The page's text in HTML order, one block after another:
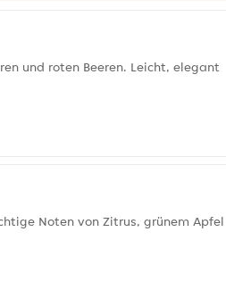
und roten Beeren. Leicht, elegant
Noten von Zitrus, grünem Apfel